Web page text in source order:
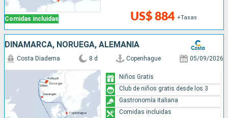
Comidas incluidas US$ 884 +Tasas
DINAMARCA, NORUEGA, ALEMANIA
Costa Diadema 8 d Copenhague 05/09/2026
Niños Gratis
Club de niños gratis desde los 3
Gastronomía italiana
Comidas incluidas